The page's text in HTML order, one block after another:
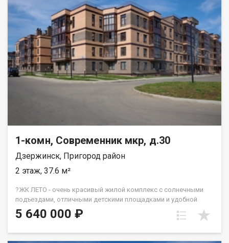
1-комн, Современник мкр, д.30
Дзержинск, Пригород район
2 этаж, 37.6 м²
?ЖК ЛЕТО - очень красивый жилой комплекс с солнечными
подъездами, отличными детскими площадками и удобной
инфраструктурой. ☝️Более 10 видов планировок и Вы
сможете подобрать квартиру любой площади от небольшой
5 640 000 ₽